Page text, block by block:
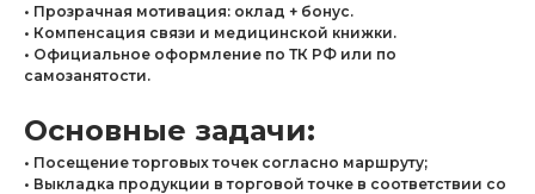
• Прозрачная мотивация: оклад + бонус.
• Компенсация связи и медицинской книжки.
• Официальное оформление по ТК РФ или по
самозанятости.
Основные задачи:
• Посещение торговых точек согласно маршруту;
• Выкладка продукции в торговой точке в соответствии со